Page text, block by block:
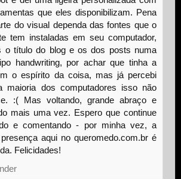
que eles disponibilizam. Pena
do visual dependa das fontes que o
tem instaladas em seu computador,
o título do blog e os dos posts numa
handwriting, por achar que tinha a
o espírito da coisa, mas já percebi
maioria dos computadores isso não
:( Mas voltando, grande abraço e
mais uma vez. Espero que continue
e comentando - por minha vez, a
aqui no queromedo.com.br é
Felicidades!